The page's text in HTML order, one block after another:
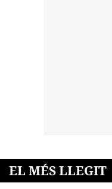
EL MÉS LLEGIT